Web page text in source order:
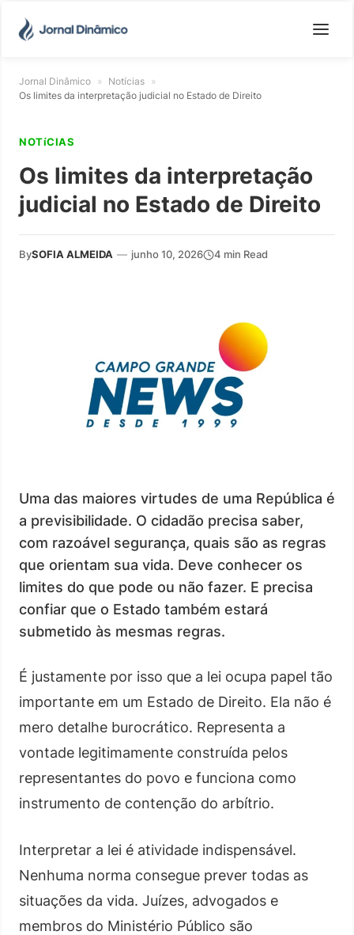
Jornal Dinâmico » Notícias »
Os limites da interpretação judicial no Estado de Direito
NOTíCIAS
Os limites da interpretação
judicial no Estado de Direito
BySOFIA ALMEIDA — junho 10, 2026 4 min Read
Uma das maiores virtudes de uma República é
a previsibilidade. O cidadão precisa saber,
com razoável segurança, quais são as regras
que orientam sua vida. Deve conhecer os
limites do que pode ou não fazer. E precisa
confiar que o Estado também estará
submetido às mesmas regras.
É justamente por isso que a lei ocupa papel tão
importante em um Estado de Direito. Ela não é
mero detalhe burocrático. Representa a
vontade legitimamente construída pelos
representantes do povo e funciona como
instrumento de contenção do arbítrio.
Interpretar a lei é atividade indispensável.
Nenhuma norma consegue prever todas as
situações da vida. Juízes, advogados e
membros do Ministério Público são